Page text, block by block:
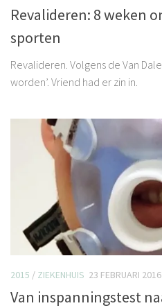
Revalideren: 8 weken
sporten
Revalideren. Volgens de Van
worden’. Vriend had er zin in.
2015 / ZIEKENHUIS 23 FEBRUARI 2016
Van inspanningstest